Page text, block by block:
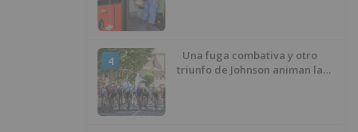
4
Una fuga combativa y otro
triunfo de Johnson animan la